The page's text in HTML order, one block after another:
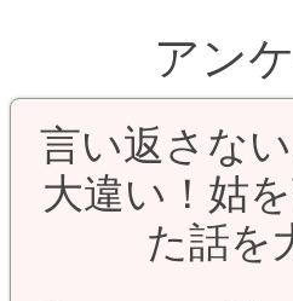
アン
言い返さな
大違い！姑
た話を